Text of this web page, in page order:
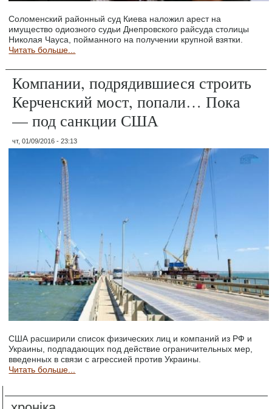
Соломенский районный суд Киева наложил арест на
имущество одиозного судьи Днепровского райсуда столицы
Николая Чауса, пойманного на получении крупной взятки.
Читать больше...
Компании, подрядившиеся строить
Керченский мост, попали… Пока
— под санкции США
чт, 01/09/2016 - 23:13
США расширили список физических лиц и компаний из РФ и
Украины, подпадающих под действие ограничительных мер,
введенных в связи с агрессией против Украины.
Читать больше...